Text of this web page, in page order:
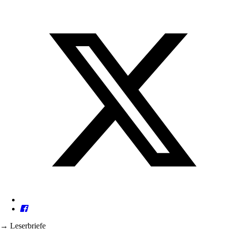
→ Leserbriefe